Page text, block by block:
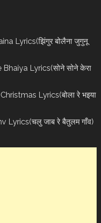
Lyrics(झिंगुर बोलैना जुगुनू
Lyrics(सोने सोने केरा
Lyrics(बोला रे भ‌इया
Lyrics(चलु जाब रे बैतुलम गाँव)